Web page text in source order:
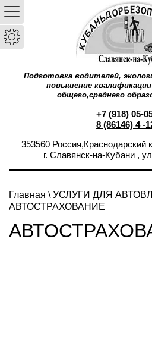
Подготовка водителей,
повышение
общего,среднего
+7 (918) 05-
8 (86146) 4 -
353560 Россия,Краснодарский
г. Славянск-на-Кубани ,
Главная \ УСЛУГИ ДЛЯ
АВТОСТРАХОВАНИЕ